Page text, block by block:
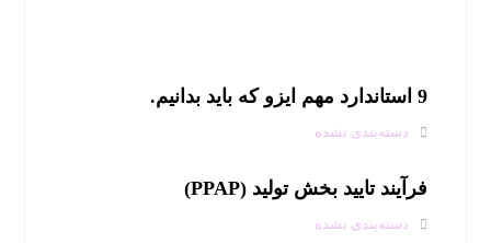
9 استاندارد مهم ایزو که باید بدانیم.
دسته‌بندی نشده
فرآیند تایید بخش تولید (PPAP)
دسته‌بندی نشده